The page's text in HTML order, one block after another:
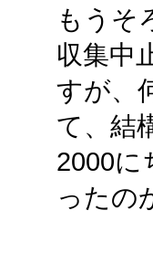
もうそ
収集中
すが、
て、結
2000に
ったの